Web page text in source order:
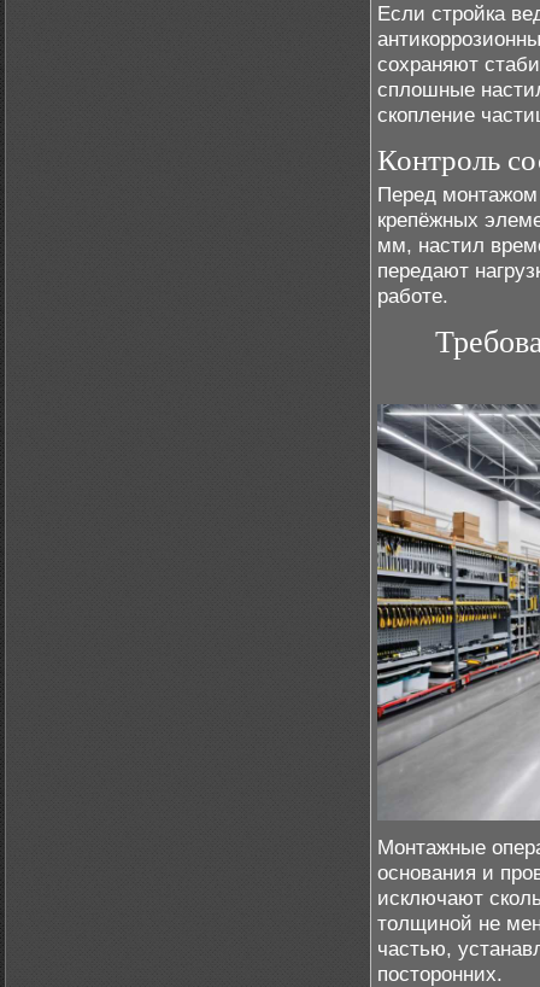
Если стройка
сохраняют
сплошные
скопление
Контроль
Перед
крепёжных
мм, настил
передают
работе.
Монтажные
основания и
исключают
толщиной не
частью,
посторонних.